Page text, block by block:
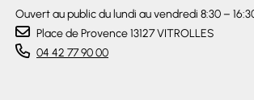
Ouvert au public du lundi au vendredi 8:30 –
Place de Provence 13127 VITROLLES
04 42 77 90 00